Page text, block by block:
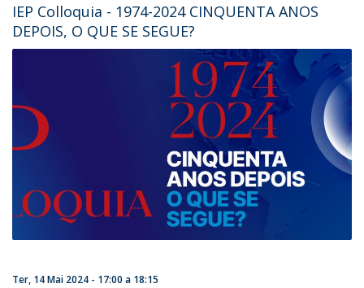
IEP Colloquia - 1974-2024 CINQUENTA ANOS
DEPOIS, O QUE SE SEGUE?
Ter, 14 Mai 2024 - 17:00 a 18:15